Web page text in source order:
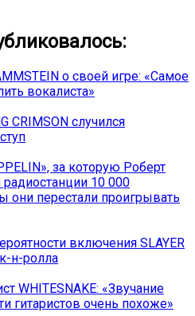
о своей игре: «Самое
вокалиста»
CRIMSON случился
за которую Роберт
радиостанции 10 000
они перестали проигрывать
включения SLAYER
н-ролла
WHITESNAKE: «Звучание
гитаристов очень похоже»